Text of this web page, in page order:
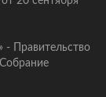
- Правительство